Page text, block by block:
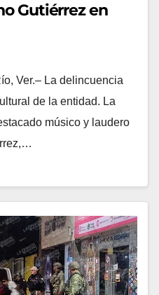
Gutiérrez en
Ver.– La delincuencia
de la entidad. La
músico y laudero